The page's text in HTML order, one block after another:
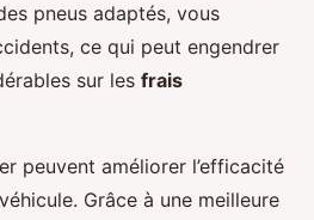
pneus adaptés, vous
ce qui peut engendrer
sur les frais
peuvent améliorer l’efficacité
Grâce à une meilleure